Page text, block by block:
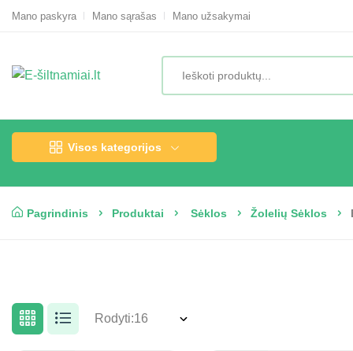
Mano paskyra Mano sąrašas Mano užsakymai
Visos kategorijos
Pagrindinis Produktai Sėklos Žolelių Sėklos
Rodyti: